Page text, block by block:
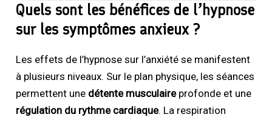
Quels sont les bénéfices de l’hypnose
sur les symptômes anxieux ?
Les effets de l’hypnose sur l’anxiété se manifestent
à plusieurs niveaux. Sur le plan physique, les séances
permettent une détente musculaireprofonde et une
régulation du rythme cardiaque. La respiration